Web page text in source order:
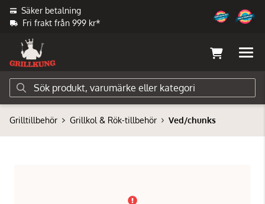
Säker betalning
Fri frakt från 999 kr*
Grilltillbehör Grillkol & Rök-tillbehör Ved/chunks